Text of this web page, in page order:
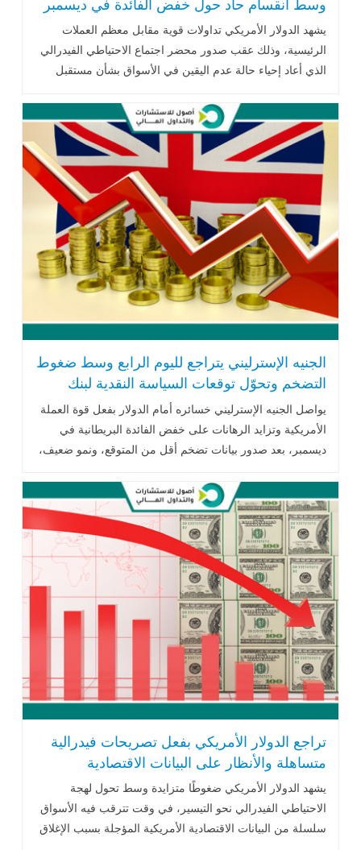
وسط انقسام حاد حول خفض الفائدة في ديسمبر
يشهد الدولار الأمريكي تداولات قوية مقابل معظم العملات
الرئيسية، وذلك عقب صدور محضر اجتماع الاحتياطي الفيدرالي
الذي أعاد إحياء حالة عدم اليقين في الأسواق بشأن مستقبل
الجنيه الإسترليني يتراجع لليوم الرابع وسط ضغوط
التضخم وتحوّل توقعات السياسة النقدية لبنك
إنجلترا
يواصل الجنيه الإسترليني خسائره أمام الدولار بفعل قوة العملة
الأمريكية وتزايد الرهانات على خفض الفائدة البريطانية في
ديسمبر، بعد صدور بيانات تضخم أقل من المتوقع، ونمو ضعيف،
تراجع الدولار الأمريكي بفعل تصريحات فيدرالية
متساهلة والأنظار على البيانات الاقتصادية
يشهد الدولار الأمريكي ضغوطًا متزايدة وسط تحول لهجة
الاحتياطي الفيدرالي نحو التيسير، في وقت تترقب فيه الأسواق
سلسلة من البيانات الاقتصادية الأمريكية المؤجلة بسبب الإغلاق